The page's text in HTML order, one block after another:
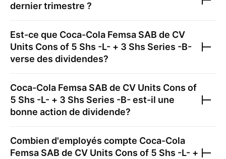
dernier trimestre ?
Est-ce que Coca-Cola Femsa SAB de CV
Units Cons of 5 Shs -L- + 3 Shs Series -B-
verse des dividendes?
Coca-Cola Femsa SAB de CV Units Cons of
5 Shs -L- + 3 Shs Series -B-est-il une
bonne action de dividende?
Combien d'employés compte Coca-Cola
Femsa SAB de CV Units Cons of 5 Shs -L- +